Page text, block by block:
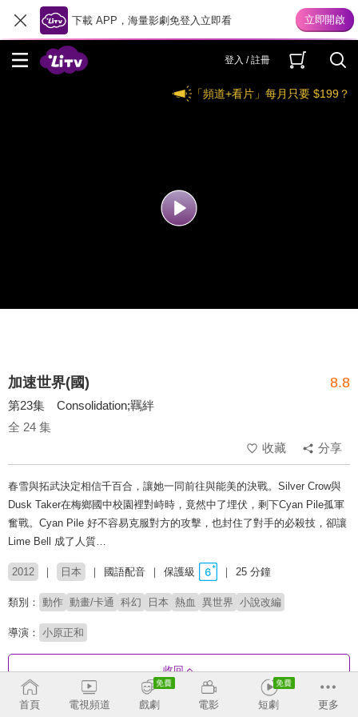
下載 APP，海量影劇免登入立即看
登入 / 註冊
「頻道+看片」每月只要 $199？
加速世界(國) 8.8
第23集 Consolidation;羈絆
全 24 集
收藏
分享
春雪與拓武決定相信千百合，讓她一同前往與能美的決戰。Silver Crow與
Dusk Taker在梅鄉國中校園裡對峙時，竟然中了埋伏，剩下Cyan Pile孤軍
奮戰。Cyan Pile 好不容易克服對方的攻擊，也封住了對手的必殺技，卻讓
Lime Bell 成了人質…
2012 日本 國語配音 保護級 25 分鐘
類別： 動作 動畫/卡通 科幻 日本 熱血 異世界 小說改編
導演： 小原正和
收回
首頁 電視頻道 戲劇 電影 短劇 更多